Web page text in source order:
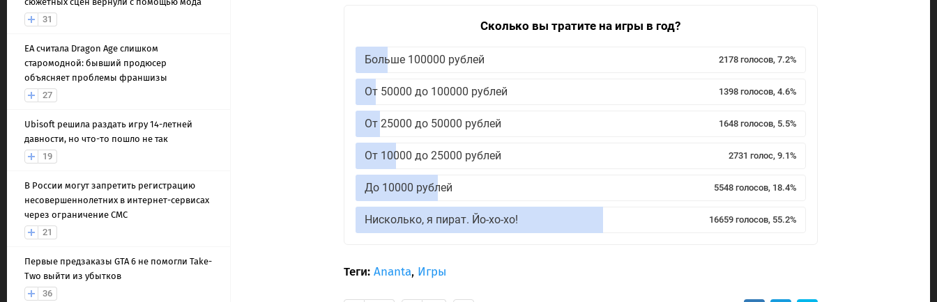
31
EA считала Dragon Age слишком
старомодной: бывший продюсер
объясняет проблемы франшизы
27
Ubisoft решила раздать игру 14-летней
давности, но что-то пошло не так
19
В России могут запретить регистрацию
несовершеннолетних в интернет-сервисах
через ограничение СМС
21
Первые предзаказы GTA 6 не помогли Take-
Two выйти из убытков
36
Сколько вы тратите на игры в год?
Больше 100000 рублей 2178 голосов, 7.2%
От 50000 до 100000 рублей 1398 голосов, 4.6%
От 25000 до 50000 рублей 1648 голосов, 5.5%
От 10000 до 25000 рублей 2731 голос, 9.1%
До 10000 рублей 5548 голосов, 18.4%
Нисколько, я пират. Йо-хо-хо! 16659 голосов, 55.2%
Теги: Ananta, Игры